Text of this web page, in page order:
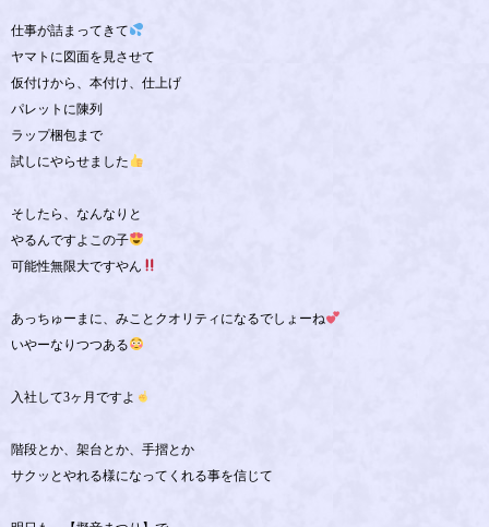
仕事が詰まってきて
ヤマトに図面を見させて
仮付けから、本付け、仕上げ
パレットに陳列
ラップ梱包まで
試しにやらせました
そしたら、なんなりと
やるんですよこの子
可能性無限大ですやん
あっちゅーまに、みことクオリティになるでしょーね
いやーなりつつある
入社して3ヶ月ですよ
階段とか、架台とか、手摺とか
サクッとやれる様になってくれる事を信じて